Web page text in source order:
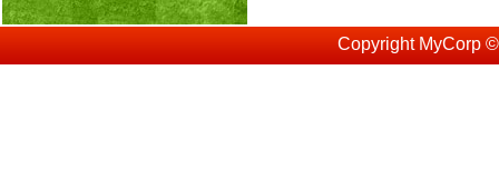
Copyright MyCorp